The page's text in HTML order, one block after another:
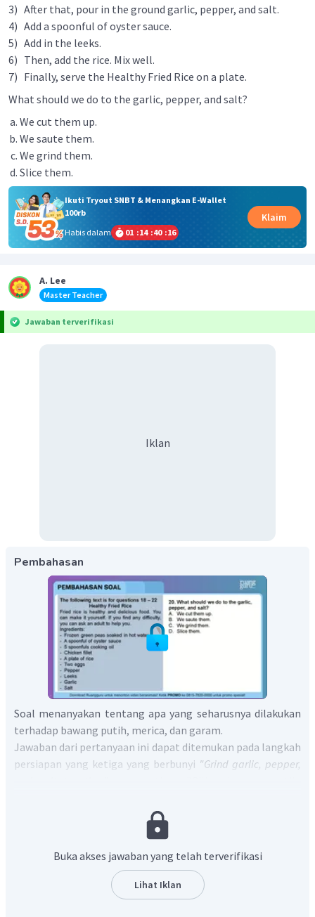
3) After that, pour in the ground garlic, pepper, and salt.
4) Add a spoonful of oyster sauce.
5) Add in the leeks.
6) Then, add the rice. Mix well.
7) Finally, serve the Healthy Fried Rice on a plate.
What should we do to the garlic, pepper, and salt?
We cut them up.
We saute them.
We grind them.
Slice them.
Ikuti Tryout SNBT & Menangkan E-Wallet
100rb
Habis dalam
01 :14 :40 :16
Klaim
A. Lee
Master Teacher
Jawaban terverifikasi
Iklan
Pembahasan
Soal menanyakan tentang apa yang seharusnya dilakukan
terhadap bawang putih, merica, dan garam.
Jawaban dari pertanyaan ini dapat ditemukan pada langkah
persiapan yang ketiga yang berbunyi "Grind garlic, pepper,
merujuk kepada langkah ini adalah opsi yang berbunyi
yang artinya "Kita giling mereka".
Buka akses jawaban yang telah terverifikasi
Lihat Iklan